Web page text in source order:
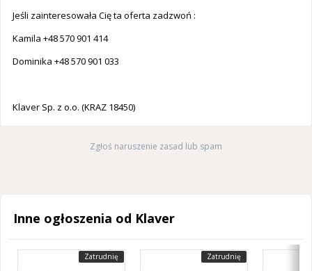
Jeśli zainteresowała Cię ta oferta zadzwoń :
Kamila +48 570 901 414
Dominika +48 570 901 033
Klaver Sp. z o.o. (KRAZ 18450)
Zgłoś naruszenie zasad lub spam
Inne ogłoszenia od Klaver
Zatrudnię Zatrudnię